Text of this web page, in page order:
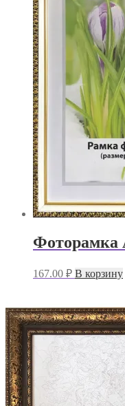
Фоторамка
167.00 ₽ В корзину